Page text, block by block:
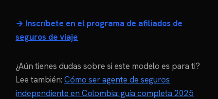
→ Inscríbete en el programa de afiliados de
seguros de viaje
¿Aún tienes dudas sobre si este modelo es para ti?
Lee también: Cómo ser agente de seguros
independiente en Colombia: guía completa 2025